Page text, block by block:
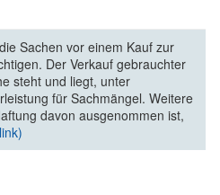
Sachen vor einem Kauf zur
Der Verkauf gebrauchter
steht und liegt, unter
für Sachmängel. Weitere
davon ausgenommen ist,